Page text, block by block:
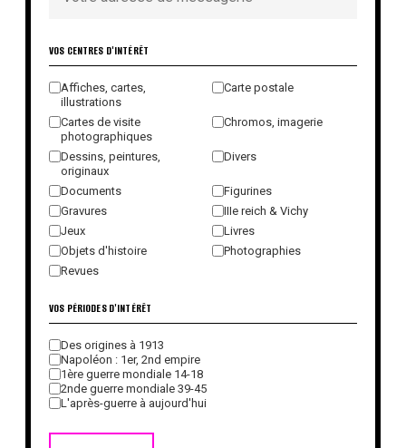
VOS CENTRES D'INTÉRÊT
Affiches, cartes,
illustrations
Carte postale
Cartes de visite
photographiques
Chromos, imagerie
Dessins, peintures,
originaux
Divers
Documents
Figurines
Gravures
IIIe reich & Vichy
Jeux
Livres
Objets d'histoire
Photographies
Revues
VOS PÉRIODES D'INTÉRÊT
Des origines à 1913
Napoléon : 1er, 2nd empire
1ère guerre mondiale 14-18
2nde guerre mondiale 39-45
L'après-guerre à aujourd'hui